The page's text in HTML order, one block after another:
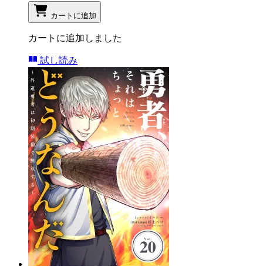
カートに追加
カートに追加しました
試し読み